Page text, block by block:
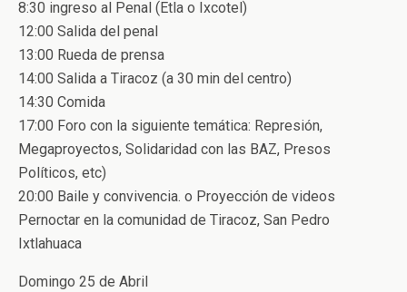
8:30 ingreso al Penal (Etla o Ixcotel)
12:00 Salida del penal
13:00 Rueda de prensa
14:00 Salida a Tiracoz (a 30 min del centro)
14:30 Comida
17:00 Foro con la siguiente temática: Represión,
Megaproyectos, Solidaridad con las BAZ, Presos
Políticos, etc)
20:00 Baile y convivencia. o Proyección de videos
Pernoctar en la comunidad de Tiracoz, San Pedro
Ixtlahuaca
Domingo 25 de Abril